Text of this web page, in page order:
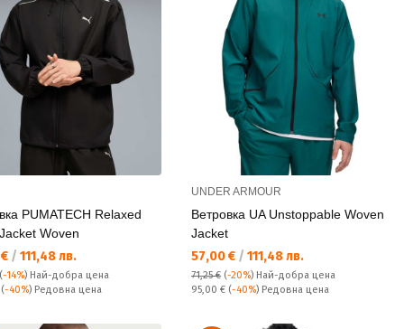
PUMATECH Relaxed
Woven
цена:
/ 111,48 лв.
(-14%) Най-добра цена
цена:
(-40%) Редовна цена
UNDER ARMOUR
Ветровка UA Unstoppable Woven
Jacket
Текуща цена:
57,00 € / 111,48 лв.
71,25 € (-20%) Най-добра цена
Редовна цена:
95,00 € (-40%) Редовна цена